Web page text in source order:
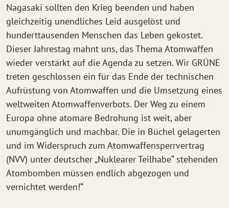
Nagasaki sollten den Krieg beenden und haben
gleichzeitig unendliches Leid ausgelöst und
hunderttausenden Menschen das Leben gekostet.
Dieser Jahrestag mahnt uns, das Thema Atomwaffen
wieder verstärkt auf die Agenda zu setzen. Wir GRÜNE
treten geschlossen ein für das Ende der technischen
Aufrüstung von Atomwaffen und die Umsetzung eines
weltweiten Atomwaffenverbots. Der Weg zu einem
Europa ohne atomare Bedrohung ist weit, aber
unumgänglich und machbar. Die in Büchel gelagerten
und im Widerspruch zum Atomwaffensperrvertrag
(NVV) unter deutscher „Nuklearer Teilhabe“ stehenden
Atombomben müssen endlich abgezogen und
vernichtet werden!“